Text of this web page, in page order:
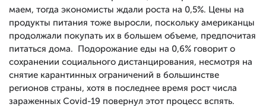
маем, тогда экономисты ждали роста на 0,5%. Цены на
продукты питания тоже выросли, поскольку американцы
продолжали покупать их в большем объеме, предпочитая
питаться дома. Подорожание еды на 0,6% говорит о
сохранении социального дистанцирования, несмотря на
снятие карантинных ограничений в большинстве
регионов страны, хотя в последнее время рост числа
зараженных Covid-19 повернул этот процесс вспять.